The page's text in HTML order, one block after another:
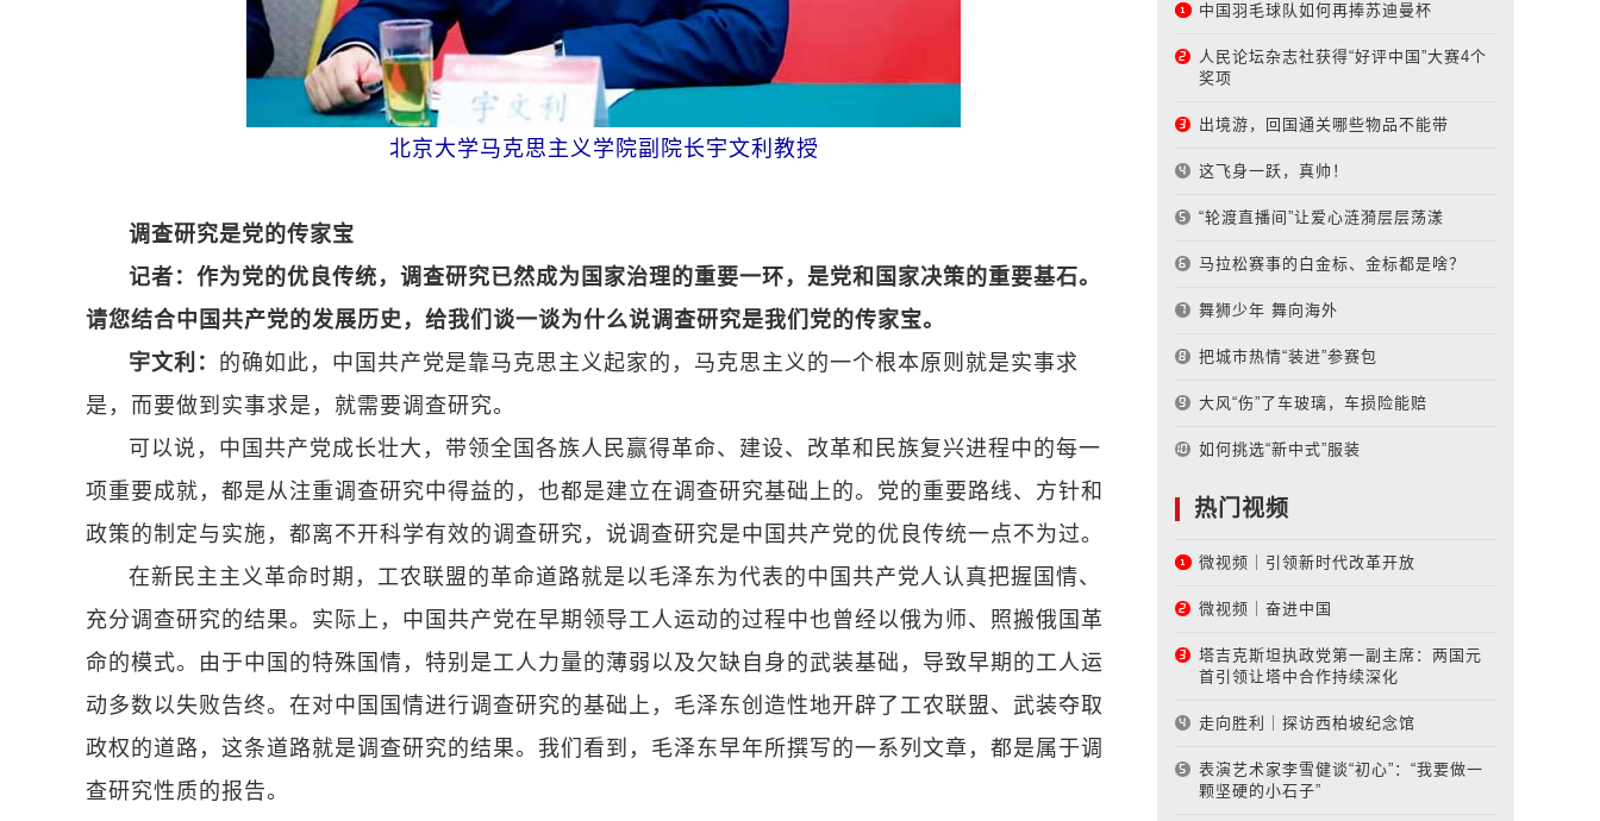
北京大学马克思主义学院副院长宇文利教授
调查研究是党的传家宝
记者：作为党的优良传统，调查研究已然成为国家治理的重要一环，是党和国家决策的重要基石。
请您结合中国共产党的发展历史，给我们谈一谈为什么说调查研究是我们党的传家宝。
宇文利： 的确如此，中国共产党是靠马克思主义起家的，马克思主义的一个根本原则就是实事求
是，而要做到实事求是，就需要调查研究。
可以说，中国共产党成长壮大，带领全国各族人民赢得革命、建设、改革和民族复兴进程中的每一
项重要成就，都是从注重调查研究中得益的，也都是建立在调查研究基础上的。党的重要路线、方针和
政策的制定与实施，都离不开科学有效的调查研究，说调查研究是中国共产党的优良传统一点不为过。
在新民主主义革命时期，工农联盟的革命道路就是以毛泽东为代表的中国共产党人认真把握国情、
充分调查研究的结果。实际上，中国共产党在早期领导工人运动的过程中也曾经以俄为师、照搬俄国革
命的模式。由于中国的特殊国情，特别是工人力量的薄弱以及欠缺自身的武装基础，导致早期的工人运
动多数以失败告终。在对中国国情进行调查研究的基础上，毛泽东创造性地开辟了工农联盟、武装夺取
政权的道路，这条道路就是调查研究的结果。我们看到，毛泽东早年所撰写的一系列文章，都是属于调
查研究性质的报告。
中国羽毛球队如何再捧苏迪曼杯
人民论坛杂志社获得“好评中国”大赛4个
奖项
出境游，回国通关哪些物品不能带
这飞身一跃，真帅！
“轮渡直播间”让爱心涟漪层层荡漾
马拉松赛事的白金标、金标都是啥？
舞狮少年 舞向海外
把城市热情“装进”参赛包
大风“伤”了车玻璃，车损险能赔
如何挑选“新中式”服装
热门视频
微视频｜引领新时代改革开放
微视频｜奋进中国
塔吉克斯坦执政党第一副主席：两国元
首引领让塔中合作持续深化
走向胜利｜探访西柏坡纪念馆
表演艺术家李雪健谈“初心”：“我要做一
颗坚硬的小石子”